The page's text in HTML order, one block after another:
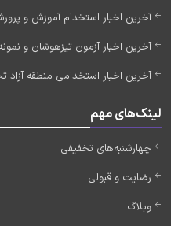
آخرین اخبار استخدام آموزش و پرورش 1405 (به
آخرین اخبار آزمون تیزهوشان و
آخرین اخبار استخدامی منطقه آزاد
لینک‌های مهم
چهارشنبه‌های تخفیفی
رضایت و قبولی
وبلاگ